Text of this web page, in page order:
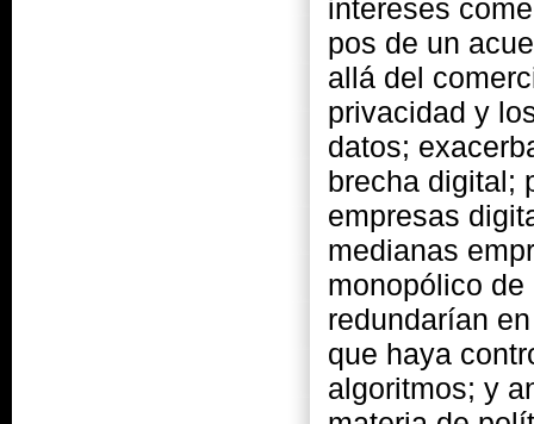
intereses
pos de un
allá del
privacidad y
datos;
brecha digital;
empresas
medianas
monopólico
redundarían
que haya
algoritmos; y